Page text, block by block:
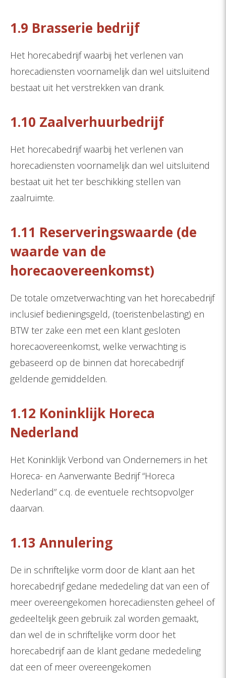
1.9 Brasserie bedrijf
Het horecabedrijf waarbij het verlenen van
horecadiensten voornamelijk dan wel uitsluitend
bestaat uit het verstrekken van drank.
1.10 Zaalverhuurbedrijf
Het horecabedrijf waarbij het verlenen van
horecadiensten voornamelijk dan wel uitsluitend
bestaat uit het ter beschikking stellen van
zaalruimte.
1.11 Reserveringswaarde (de
waarde van de
horecaovereenkomst)
De totale omzetverwachting van het horecabedrijf
inclusief bedieningsgeld, (toeristenbelasting) en
BTW ter zake een met een klant gesloten
horecaovereenkomst, welke verwachting is
gebaseerd op de binnen dat horecabedrijf
geldende gemiddelden.
1.12 Koninklijk Horeca
Nederland
Het Koninklijk Verbond van Ondernemers in het
Horeca- en Aanverwante Bedrijf “Horeca
Nederland” c.q. de eventuele rechtsopvolger
daarvan.
1.13 Annulering
De in schriftelijke vorm door de klant aan het
horecabedrijf gedane mededeling dat van een of
meer overeengekomen horecadiensten geheel of
gedeeltelijk geen gebruik zal worden gemaakt,
dan wel de in schriftelijke vorm door het
horecabedrijf aan de klant gedane mededeling
dat een of meer overeengekomen